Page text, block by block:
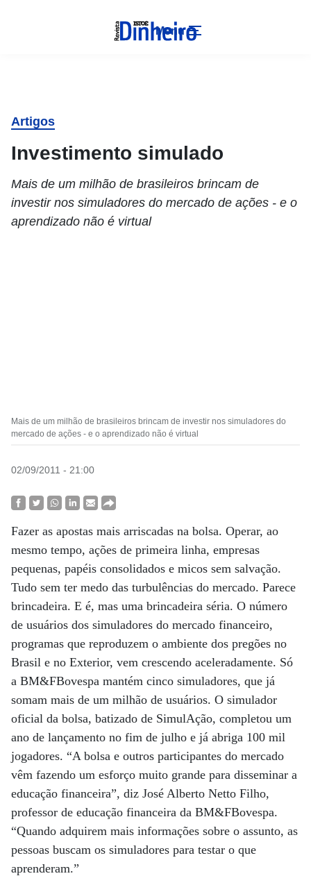
Menu
Artigos
Investimento simulado
Mais de um milhão de brasileiros brincam de
investir nos simuladores do mercado de ações - e o
aprendizado não é virtual
Mais de um milhão de brasileiros brincam de investir nos simuladores do
mercado de ações - e o aprendizado não é virtual
02/09/2011 - 21:00
Fazer as apostas mais arriscadas na bolsa. Operar, ao
mesmo tempo, ações de primeira linha, empresas
pequenas, papéis consolidados e micos sem salvação.
Tudo sem ter medo das turbulências do mercado. Parece
brincadeira. E é, mas uma brincadeira séria. O número
de usuários dos simuladores do mercado financeiro,
programas que reproduzem o ambiente dos pregões no
Brasil e no Exterior, vem crescendo aceleradamente. Só
a BM&FBovespa mantém cinco simuladores, que já
somam mais de um milhão de usuários. O simulador
oficial da bolsa, batizado de SimulAção, completou um
ano de lançamento no fim de julho e já abriga 100 mil
jogadores. “A bolsa e outros participantes do mercado
vêm fazendo um esforço muito grande para disseminar a
educação financeira”, diz José Alberto Netto Filho,
professor de educação financeira da BM&FBovespa.
“Quando adquirem mais informações sobre o assunto, as
pessoas buscam os simuladores para testar o que
aprenderam.”